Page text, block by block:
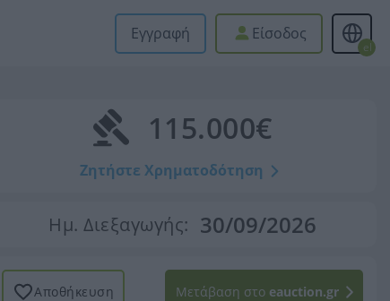
Εγγραφή Είσοδος
el
115.000€
Ζητήστε Χρηματοδότηση
Ημ. Διεξαγωγής: 30/09/2026
Αποθήκευση Μετάβαση στο eauction.gr